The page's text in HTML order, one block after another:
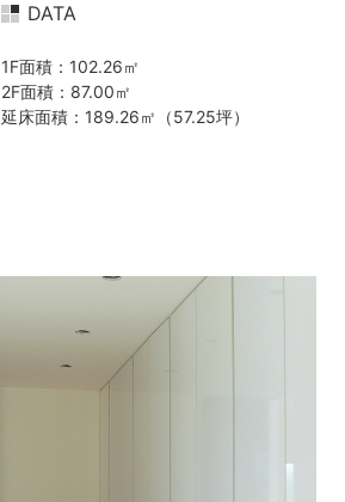
DATA
1F面積：102.26㎡
2F面積：87.00㎡
延床面積：189.26㎡（57.25坪）